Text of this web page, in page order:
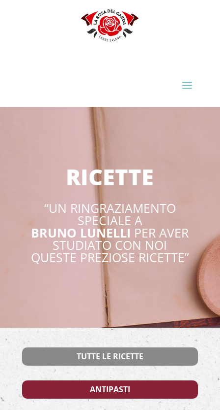
RICETTE
“UN RINGRAZIAMENTO
SPECIALE A
BRUNO LUNELLI PER AVER
STUDIATO CON NOI
QUESTE PREZIOSE RICETTE”
TUTTE LE RICETTE
ANTIPASTI